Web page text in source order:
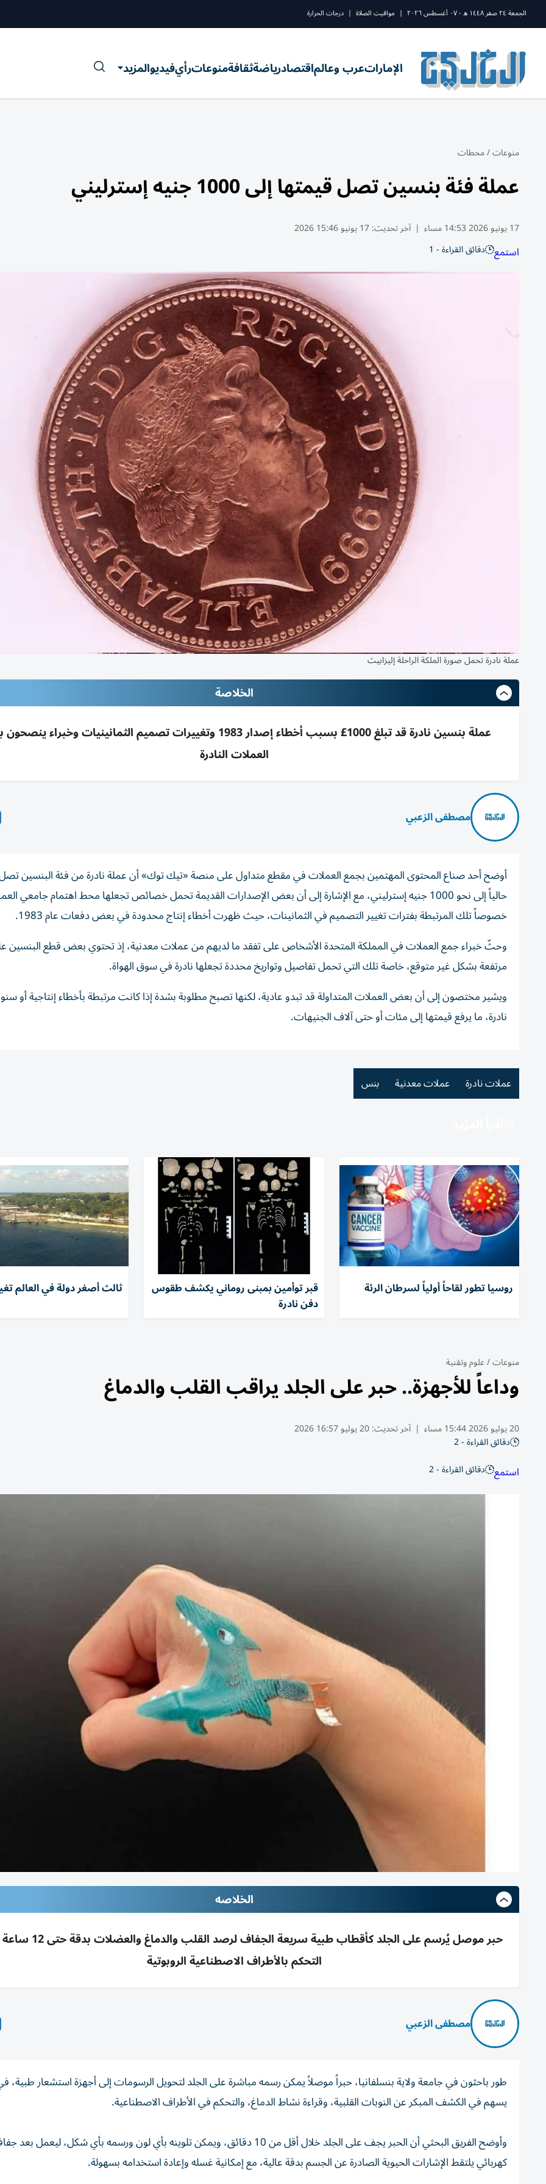
الجمعة ٢٤ صفر ١٤٤٨ ه - ٠٧ أغسطس ٢٠٢٦ | مواقيت الصلاة | درجات الحرارة
الإماراتعرب وعالماقتصادرياضةثقافةمنوعاترأيفيديوالمزيد
منوعات/محطات
عملة فئة بنسين تصل قيمتها إلى 1000 جنيه إسترليني
17 يونيو 2026 14:53 مساء | آخر تحديث:17 يونيو 15:46 2026
استمع دقائق القراءة - 1
عملة نادرة تحمل صورة الملكة الراحلة إليزابيث
الخلاصة
عملة بنسين نادرة قد تبلغ 1000£ بسبب أخطاء إصدار 1983 وتغييرات تصميم الثمانينيات وخبراء
العملات النادرة
مصطفى الزعبي
أوضح أحد صناع المحتوى المهتمين بجمع العملات في مقطع متداول على منصة «تيك توك» أن عملة نادرة من فئة البنسين
حالياً إلى نحو 1000 جنيه إسترليني، مع الإشارة إلى أن بعض الإصدارات القديمة تحمل خصائص تجعلها محط اهتمام جامعي
خصوصاً تلك المرتبطة بفترات تغيير التصميم في الثمانينات، حيث ظهرت أخطاء إنتاج محدودة في بعض دفعات عام 1983.
وحثّ خبراء جمع العملات في المملكة المتحدة الأشخاص على تفقد ما لديهم من عملات معدنية، إذ تحتوي بعض قطع البنسين
مرتفعة بشكل غير متوقع، خاصة تلك التي تحمل تفاصيل وتواريخ محددة تجعلها نادرة في سوق الهواة.
ويشير مختصون إلى أن بعض العملات المتداولة قد تبدو عادية، لكنها تصبح مطلوبة بشدة إذا كانت مرتبطة بأخطاء إنتاجية أو
نادرة، ما يرفع قيمتها إلى مئات أو حتى آلاف الجنيهات.
عملات نادرة عملات معدنية بنس
روسيا تطور لقاحاً أولياً لسرطان الرئة قبر توأمين بمبنى روماني يكشف طقوس
دفن نادرة
ثالث أصغر دولة في العالم
منوعات/علوم وتقنية
وداعاً للأجهزة.. حبر على الجلد يراقب القلب والدماغ
20 يوليو 2026 15:44 مساء | آخر تحديث:20 يوليو 16:57 2026
دقائق القراءة - 2
استمع دقائق القراءة - 2
الخلاصه
حبر موصل يُرسم على الجلد كأقطاب طبية
التحكم بالأطراف الاصطناعية الروبوتية
مصطفى الزعبي
طور باحثون في جامعة ولاية بنسلفانيا، حبراً موصلاً يمكن رسمه مباشرة على الجلد لتحويل الرسومات إلى أجهزة استشعار طبية،
يسهم في الكشف المبكر عن النوبات القلبية، وقراءة نشاط الدماغ، والتحكم في الأطراف الاصطناعية.
وأوضح الفريق البحثي أن الحبر يجف على الجلد خلال أقل من 10 دقائق، ويمكن تلوينه بأي لون ورسمه بأي شكل،
كهربائي يلتقط الإشارات الحيوية الصادرة عن الجسم بدقة عالية، مع إمكانية غسله وإعادة استخدامه بسهولة.